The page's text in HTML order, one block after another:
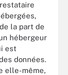
la part de
hébergeur
est
données.
elle-même,